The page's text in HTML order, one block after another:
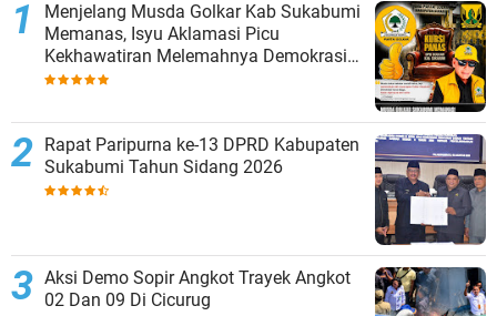
Menjelang Musda Golkar Kab Sukabumi
Memanas, Isyu Aklamasi Picu
Kekhawatiran Melemahnya Demokrasi
Internal
Rapat Paripurna ke-13 DPRD Kabupaten
Sukabumi Tahun Sidang 2026
Aksi Demo Sopir Angkot Trayek Angkot
02 Dan 09 Di Cicurug